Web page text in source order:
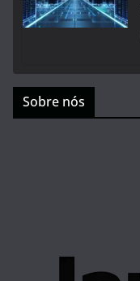
Sobre nós